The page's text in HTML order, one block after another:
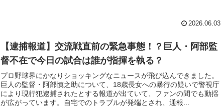
2026.06.03
【逮捕報道】交流戦直前の緊急事態！？巨人・阿部監
督不在で今日の試合は誰が指揮を執る？
プロ野球界にかなりショッキングなニュースが飛び込んできました。
巨人の監督・阿部慎之助について、18歳長女への暴行の疑いで警視庁
により現行犯逮捕されたとする報道が出ていて、ファンの間でも動揺
が広がっています。自宅でのトラブルが発端とされ、通報...